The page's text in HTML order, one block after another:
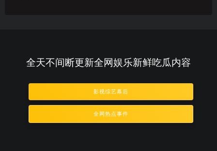
全天不间断更新全网娱乐新鲜吃瓜内容
影视综艺幕后
全网热点事件